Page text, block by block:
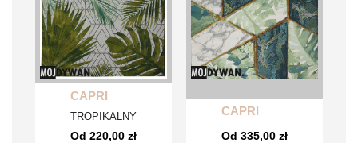
CAPRI
TROPIKALNY
Od 220,00 zł
CAPRI
Od 335,00 zł